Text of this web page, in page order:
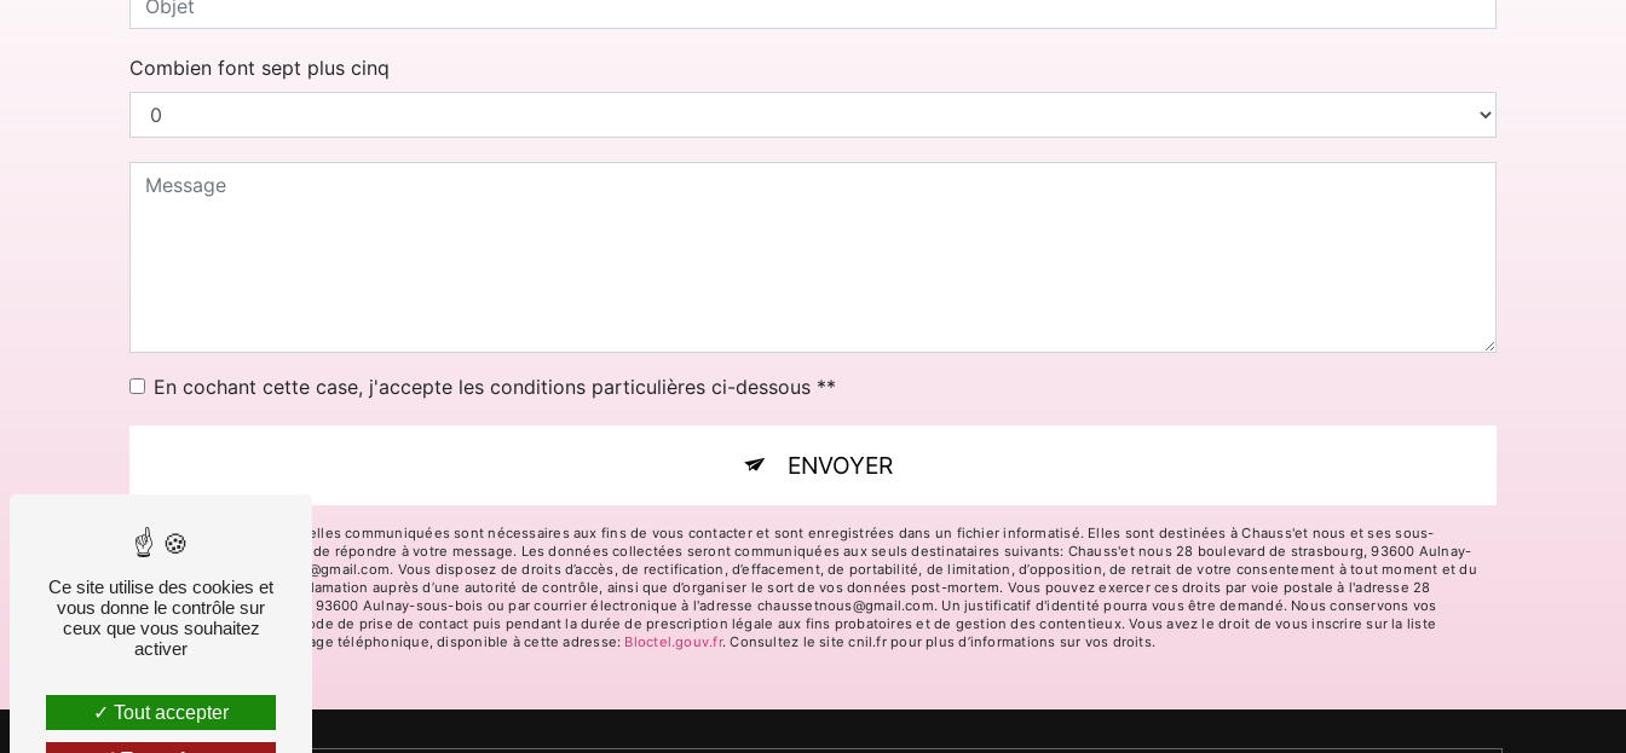
Combien font sept plus cinq
En cochant cette case, j'accepte les conditions particulières ci-dessous **
ENVOYER
** Les données personnelles communiquées sont nécessaires aux fins de vous contacter et sont enregistrées dans un fichier informatisé. Elles sont destinées à Chauss'et nous et ses sous-
traitants dans le seul but de répondre à votre message. Les données collectées seront communiquées aux seuls destinataires suivants: Chauss'et nous 28 boulevard de strasbourg, 93600 Aulnay-
sous-bois chaussetnous@gmail.com. Vous disposez de droits d’accès, de rectification, d’effacement, de portabilité, de limitation, d’opposition, de retrait de votre consentement à tout moment et du
droit d’introduire une réclamation auprès d’une autorité de contrôle, ainsi que d’organiser le sort de vos données post-mortem. Vous pouvez exercer ces droits par voie postale à l'adresse 28
boulevard de strasbourg, 93600 Aulnay-sous-bois ou par courrier électronique à l'adresse chaussetnous@gmail.com. Un justificatif d'identité pourra vous être demandé. Nous conservons vos
données pendant la période de prise de contact puis pendant la durée de prescription légale aux fins probatoires et de gestion des contentieux. Vous avez le droit de vous inscrire sur la liste
d'opposition au démarchage téléphonique, disponible à cette adresse:
Bloctel.gouv.fr. Consultez le site cnil.fr pour plus d’informations sur vos droits.
Ce site utilise des cookies et
vous donne le contrôle sur
ceux que vous souhaitez
activer
Tout accepter